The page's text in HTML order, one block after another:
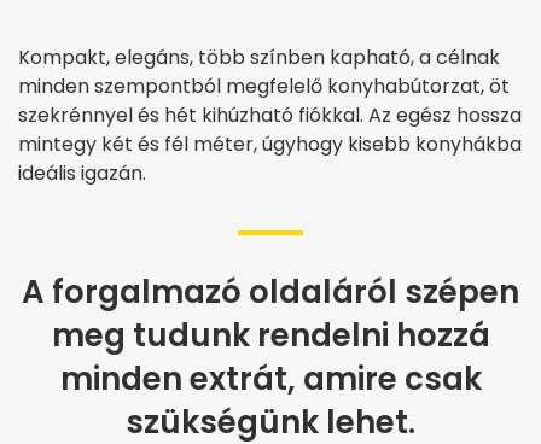
Kompakt, elegáns, több színben kapható, a célnak
minden szempontból megfelelő konyhabútorzat, öt
szekrénnyel és hét kihúzható fiókkal. Az egész hossza
mintegy két és fél méter, úgyhogy kisebb konyhákba
ideális igazán.
A forgalmazó oldaláról szépen
meg tudunk rendelni hozzá
minden extrát, amire csak
szükségünk lehet.